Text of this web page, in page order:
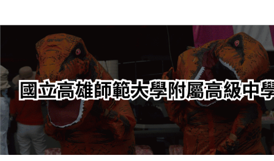
轉
要
內
容